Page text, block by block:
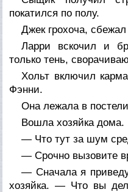
покатился по полу.
Джек грохоча,
Ларри вскочил и
только тень,
Хольт включил
Фэнни.
Она лежала в
Вошла хозяйка дома.
— Что тут за шум
— Срочно вызовите
— Сначала я
хозяйка. — Что вы